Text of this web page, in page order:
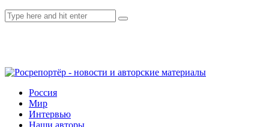
Россия
Мир
Интервью